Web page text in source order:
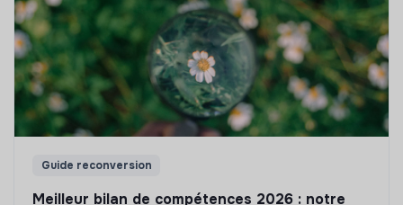
Guide reconversion
Meilleur bilan de compétences 2026 : notre